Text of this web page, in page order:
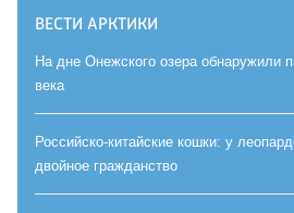
ВЕСТИ АРКТИКИ
На дне Онежского озера обнаружили
века
Российско-китайские кошки: у
двойное гражданство